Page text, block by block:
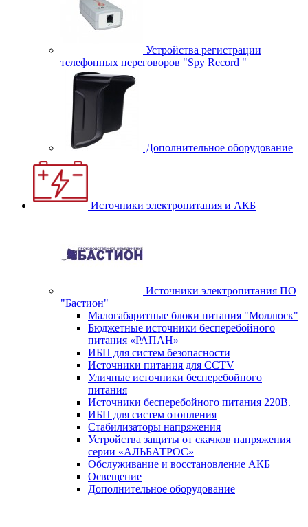
Устройства регистрации
телефонных переговоров "Spy Record "
Дополнительное оборудование
Источники электропитания и АКБ
Источники электропитания ПО
"Бастион"
Малогабаритные блоки питания "Моллюск"
Бюджетные источники бесперебойного
питания «РАПАН»
ИБП для систем безопасности
Источники питания для CCTV
Уличные источники бесперебойного
питания
Источники бесперебойного питания 220В.
ИБП для систем отопления
Стабилизаторы напряжения
Устройства защиты от скачков напряжения
серии «АЛЬБАТРОС»
Обслуживание и восстановление АКБ
Освещение
Дополнительное оборудование